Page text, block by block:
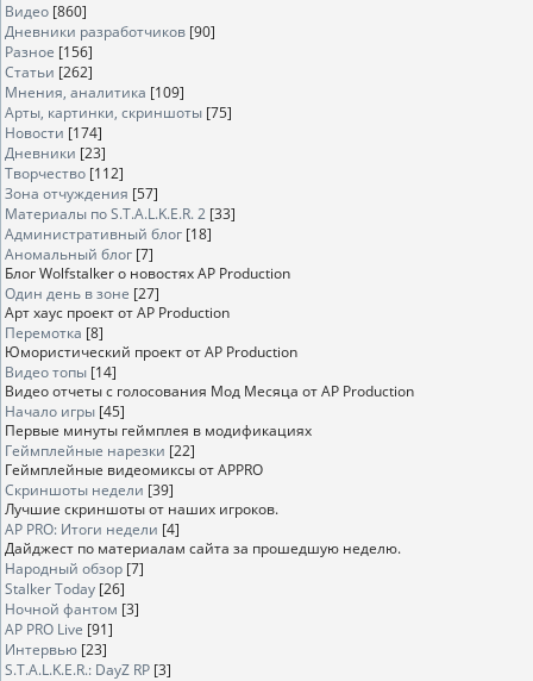
Видео [860]
Дневники разработчиков [90]
Разное [156]
Статьи [262]
Мнения, аналитика [109]
Арты, картинки, скриншоты [75]
Новости [174]
Дневники [23]
Творчество [112]
Зона отчуждения [57]
Материалы по S.T.A.L.K.E.R. 2 [33]
Административный блог [18]
Аномальный блог [7]
Блог Wolfstalker о новостях AP Production
Один день в зоне [27]
Арт хаус проект от AP Production
Перемотка [8]
Юмористический проект от AP Production
Видео топы [14]
Видео отчеты с голосования Мод Месяца от AP Production
Начало игры [45]
Первые минуты геймплея в модификациях
Геймплейные нарезки [22]
Геймплейные видеомиксы от APPRO
Скриншоты недели [39]
Лучшие скриншоты от наших игроков.
AP PRO: Итоги недели [4]
Дайджест по материалам сайта за прошедшую неделю.
Народный обзор [7]
Stalker Today [26]
Ночной фантом [3]
AP PRO Live [91]
Интервью [23]
S.T.A.L.K.E.R.: DayZ RP [3]